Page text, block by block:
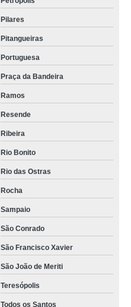
Pilares
Pitangueiras
Portuguesa
Praça da Bandeira
Ramos
Resende
Ribeira
Rio Bonito
Rio das Ostras
Rocha
Sampaio
São Conrado
São Francisco Xavier
São João de Meriti
Teresópolis
Todos os Santos